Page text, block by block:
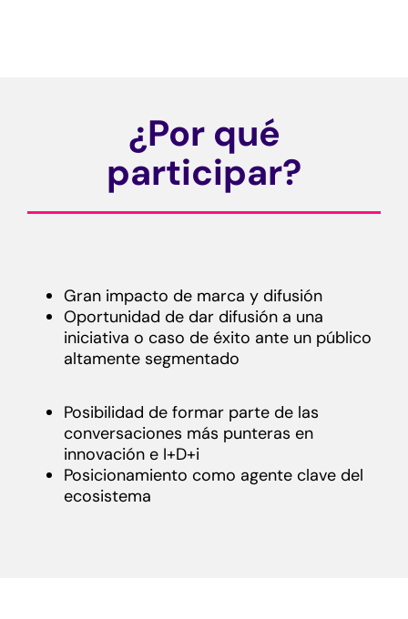
¿Por qué
participar?
Gran impacto de marca y difusión
Oportunidad de dar difusión a una
iniciativa o caso de éxito ante un público
altamente segmentado
Posibilidad de formar parte de las
conversaciones más punteras en
innovación e I+D+i
Posicionamiento como agente clave del
ecosistema